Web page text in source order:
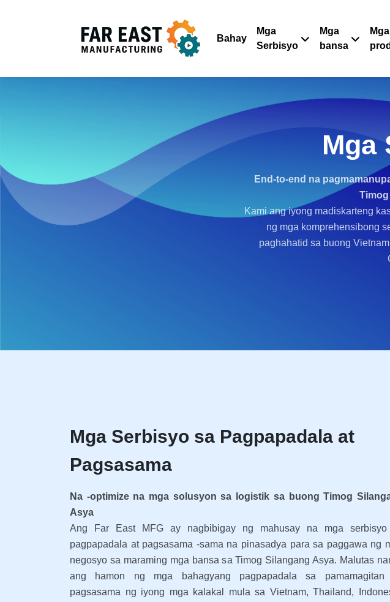
Bahay
Mga
Serbisyo
Mga
bansa
Mga
Mga
End-to-end na
Kami ang iyong madiskarteng
ng mga komprehensibong
paghahatid sa buong
Mga Serbisyo sa Pagpapadala at
Pagsasama
Na -optimize na mga solusyon sa logistik sa buong Timog
Asya
Ang Far East MFG ay nagbibigay ng mahusay na mga
pagpapadala at pagsasama -sama na pinasadya para sa paggawa ng
negosyo sa maraming mga bansa sa Timog Silangang Asya. Malutas
ang hamon ng mga bahagyang pagpapadala sa pamamagitan
pagsasama ng iyong mga kalakal mula sa Vietnam, Thailand,